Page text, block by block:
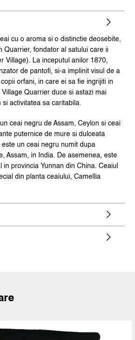
cu o aroma si o distinctie deosebite,
Quarrier, fondator al satului care ii
Village). La inceputul anilor 1870,
de pantofi, si-a implinit visul de a
orfani, in care ei sa fie ingrijiti in
Quarrier duce si astazi mai
si activitatea sa caritabila.
ceai negru de Assam, Ceylon si ceai
puternice de mure si dulceata
un ceai negru numit dupa
Assam, in India. De asemenea, este
in provincia Yunnan din China. Ceaiul
din planta ceaiului, Camellia